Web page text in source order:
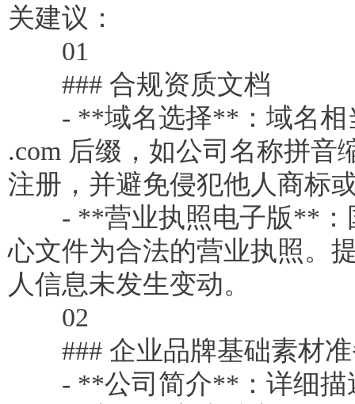
关建议：
01
### 合规资质文档
- **域名选择**：域名相当
.com 后缀，如公司名称拼
注册，并避免侵犯他人商标
- **营业执照电子版**：国
心文件为合法的营业执照。
人信息未发生变动。
02
### 企业品牌基础素材准
- **公司简介**：详细描述